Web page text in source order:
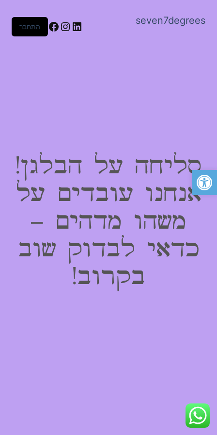
פתח סרגל נגישות
seven7degrees
LinkedIn
Instagram
Facebook
התחבר
סליחה על הבלגן!
אנחנו עובדים על
משהו מדהים –
כדאי לבדוק שוב
בקרוב!